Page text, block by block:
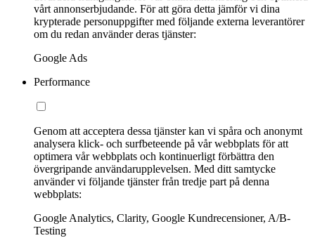
vårt annonserbjudande. För att göra detta jämför vi dina
krypterade personuppgifter med följande externa leverantörer
om du redan använder deras tjänster:
Google Ads
Performance
Genom att acceptera dessa tjänster kan vi spåra och anonymt
analysera klick- och surfbeteende på vår webbplats för att
optimera vår webbplats och kontinuerligt förbättra den
övergripande användarupplevelsen. Med ditt samtycke
använder vi följande tjänster från tredje part på denna
webbplats:
Google Analytics, Clarity, Google Kundrecensioner, A/B-
Testing